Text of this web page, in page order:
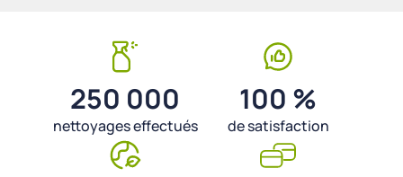
250 000
nettoyages effectués
100 %
de satisfaction